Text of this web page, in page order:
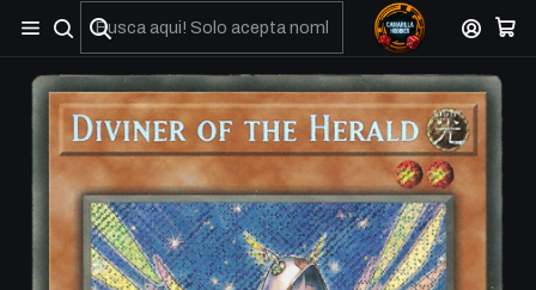
No olviden reportar sus depositos y transferencias por Whatsapp